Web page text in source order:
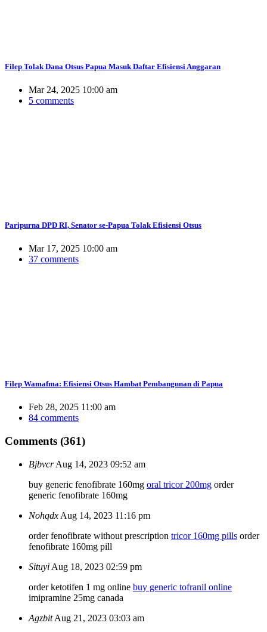
Filep Tolak Dana Otsus Papua Masuk Daftar Efisiensi Anggaran
Mar 24, 2025 10:00 am
5 comments
Paripurna DPD RI, Senator se-Papua Tolak Efisiensi Otsus
Mar 17, 2025 10:00 am
37 comments
Filep Wamafma: Efisiensi Otsus Hambat Pembangunan di Papua
Feb 28, 2025 11:00 am
84 comments
Comments (361)
Bjbvcr Aug 14, 2023 09:52 am
buy generic fenofibrate 160mg oral tricor 200mg order
generic fenofibrate 160mg
Nohqdx Aug 14, 2023 11:16 pm
order fenofibrate without prescription tricor 160mg pills order
fenofibrate 160mg pill
Situyi Aug 18, 2023 02:59 pm
order ketotifen 1 mg online buy generic tofranil online
imipramine 25mg canada
Agzbit Aug 21, 2023 03:03 am